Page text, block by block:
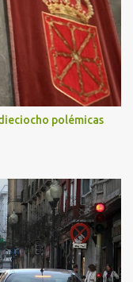
polémicas